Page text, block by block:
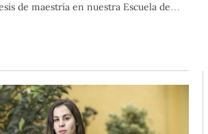
de maestría en nuestra Escuela de
Públicas. Su servicio fue crucial en la